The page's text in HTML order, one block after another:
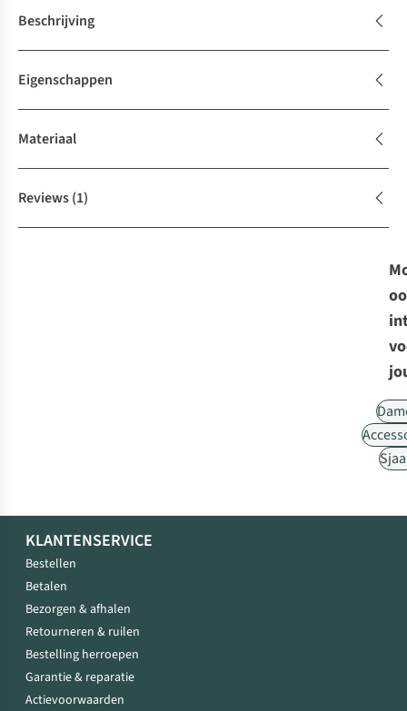
Beschrijving
Eigenschappen
Materiaal
Reviews(1)
KLANTENSERVICE
Bestellen
Betalen
Bezorgen & afhalen
Retourneren & ruilen
Bestelling herroepen
Garantie & reparatie
Actievoorwaarden